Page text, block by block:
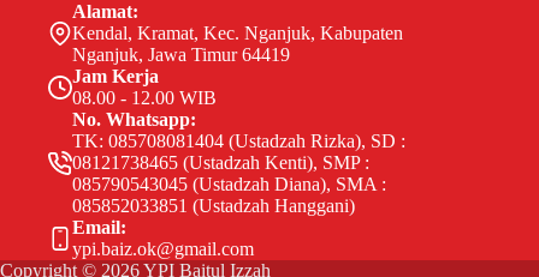
Alamat:
Kendal, Kramat, Kec. Nganjuk, Kabupaten
Nganjuk, Jawa Timur 64419
Jam Kerja
08.00 - 12.00 WIB
No. Whatsapp:
TK: 085708081404 (Ustadzah Rizka), SD :
08121738465 (Ustadzah Kenti), SMP :
085790543045 (Ustadzah Diana), SMA :
085852033851 (Ustadzah Hanggani)
Email:
ypi.baiz.ok@gmail.com
Copyright © 2026 YPI Baitul Izzah